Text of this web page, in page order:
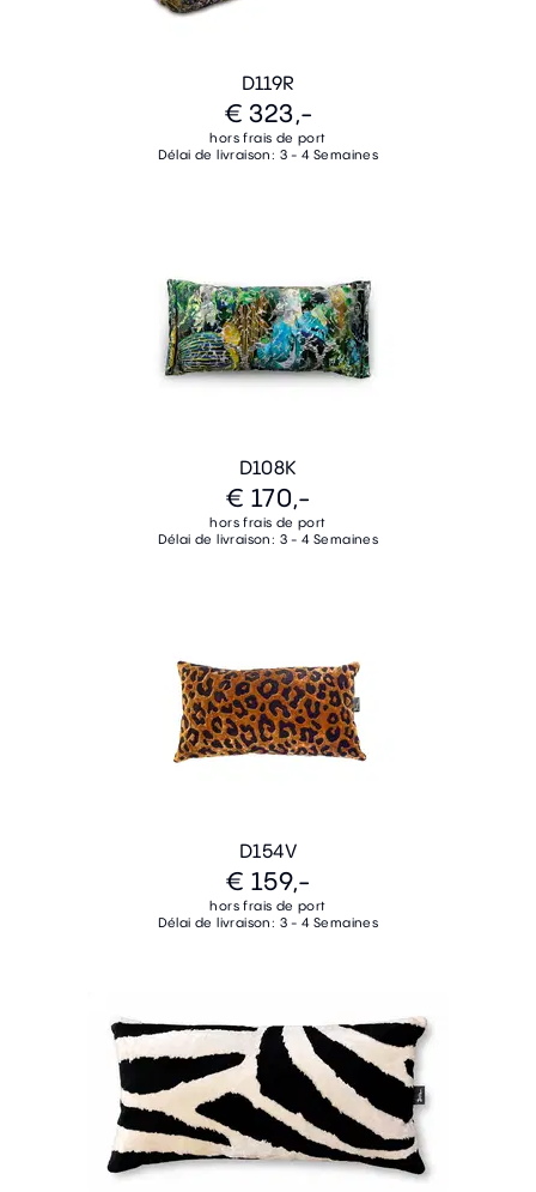
D119R
€ 323,-
hors frais de port
Délai de livraison: 3 - 4 Semaines
D108K
€ 170,-
hors frais de port
Délai de livraison: 3 - 4 Semaines
D154V
€ 159,-
hors frais de port
Délai de livraison: 3 - 4 Semaines